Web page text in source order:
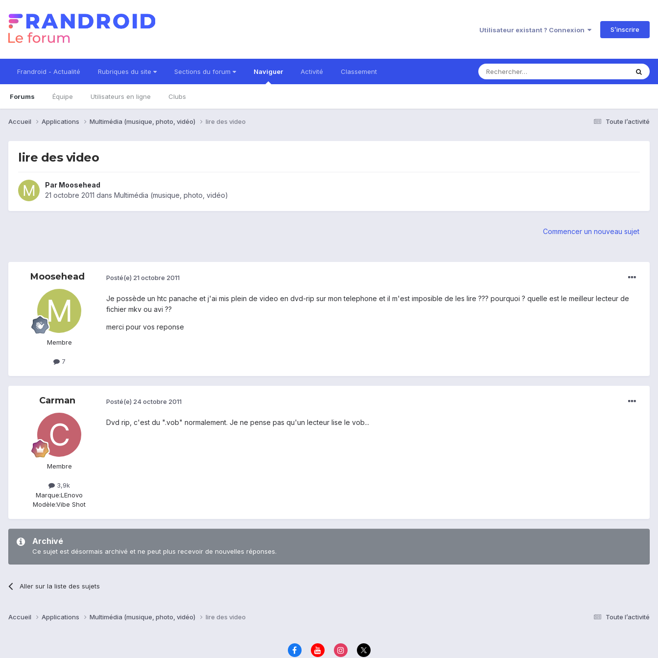
Utilisateur existant ? Connexion S’inscrire
Frandroid - Actualité Rubriques du site Sections du forum Naviguer
Forums Équipe Utilisateurs en ligne Clubs
Activité Classement
Toute l’activité
Accueil Applications Multimédia (musique, photo, vidéo) lire des video
lire des video
Par Moosehead
21 octobre 2011 dans Multimédia (musique, photo, vidéo)
Commencer un nouveau sujet
Moosehead
Membre
7
Posté(e) 21 octobre 2011
Je possède un htc panache et j'ai mis plein de video en dvd-rip sur mon telephone et il m'est imposible de les lire ??? pourquoi ? quelle est le meilleur lecteur de
fichier mkv ou avi ??
merci pour vos reponse
Carman
Membre
3,9k
Marque:LEnovo
Modèle:Vibe Shot
Posté(e) 24 octobre 2011
Dvd rip, c'est du ".vob" normalement. Je ne pense pas qu'un lecteur lise le vob...
Archivé
Ce sujet est désormais archivé et ne peut plus recevoir de nouvelles réponses.
Aller sur la liste des sujets
Toute l’activité
Accueil Applications Multimédia (musique, photo, vidéo) lire des video